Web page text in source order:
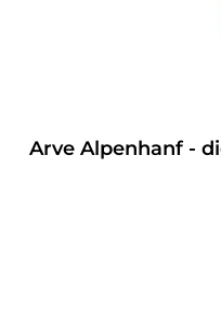
Arve Alpenhanf -